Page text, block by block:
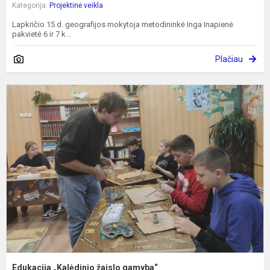
Kategorija: Projektinė veikla
Lapkričio 15 d. geografijos mokytoja metodininkė Inga Inapienė
pakvietė 6 ir 7 k...
Plačiau
Edukacija „Kalėdinio žaislo gamyba“